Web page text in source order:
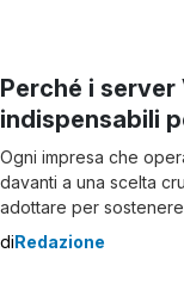
[…]
Perché i server
indispensabili
Ogni impresa che
davanti a una scelta
adottare per
business? Le
diRedazione